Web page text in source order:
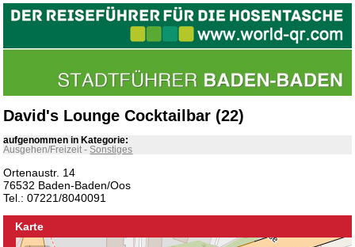
David's Lounge Cocktailbar (22)
aufgenommen in Kategorie:
Ausgehen/Freizeit - Sonstiges
Ortenaustr. 14
76532 Baden-Baden/Oos
Tel.: 07221/8040091
Karte